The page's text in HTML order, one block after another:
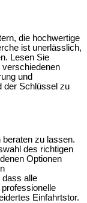
die hochwertige
ist unerlässlich,
Lesen Sie
verschiedenen
und
der Schlüssel zu
beraten zu lassen.
des richtigen
Optionen
dass alle
Einfahrtstor.